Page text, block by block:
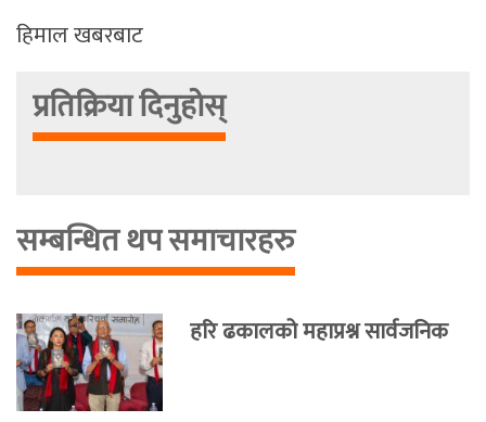
हिमाल खबरबाट
प्रतिक्रिया दिनुहोस्
सम्बन्धित थप समाचारहरु
हरि ढकालको महाप्रश्न सार्वजनिक